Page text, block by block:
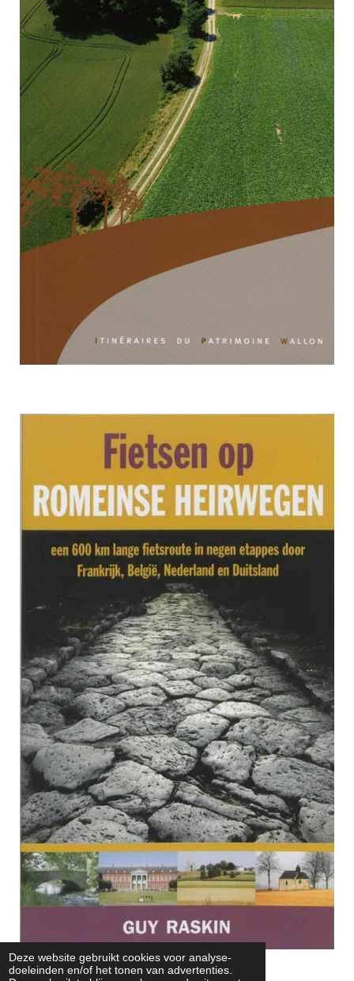
Deze website gebruikt cookies voor analyse-
doeleinden en/of het tonen van advertenties.